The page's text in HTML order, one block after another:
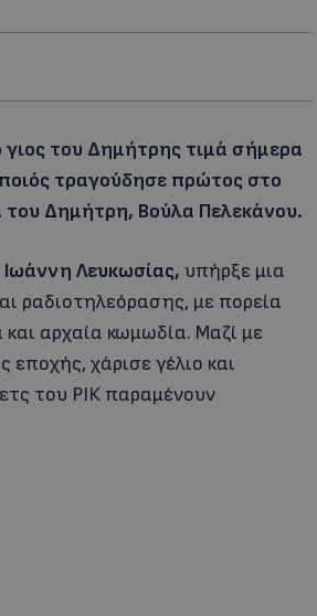
του Δημήτρης τιμά σήμερα
τραγούδησε πρώτος στο
του Δημήτρη, Βούλα Πελεκάνου.
Λευκωσίας, υπήρξε μια
ραδιοτηλεόρασης, με πορεία
αρχαία κωμωδία. Μαζί με
χάρισε γέλιο και
του ΡΙΚ παραμένουν